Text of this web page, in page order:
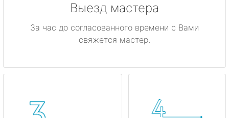
Выезд мастера
За час до согласованного времени с Вами
свяжется мастер.